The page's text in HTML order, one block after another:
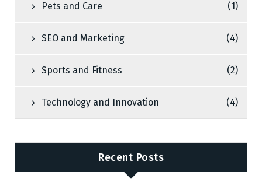
Pets and Care (1)
SEO and Marketing (4)
Sports and Fitness (2)
Technology and Innovation (4)
Recent Posts